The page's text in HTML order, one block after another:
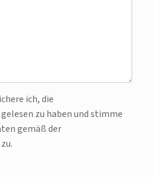
ich, die
gelesen zu haben und stimme
gemäß der